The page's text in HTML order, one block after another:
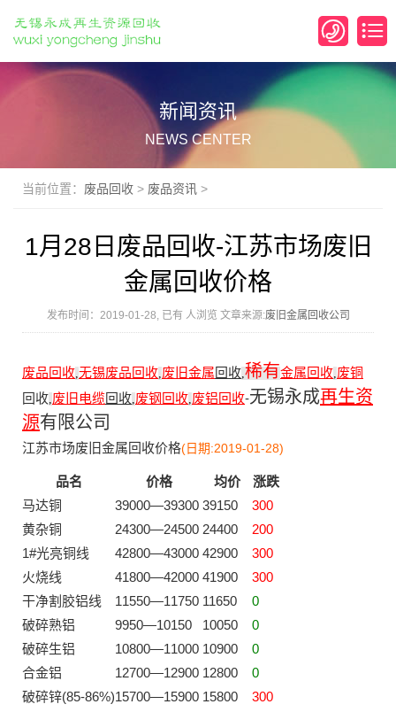
新闻资讯
NEWS CENTER
当前位置： 废品回收 > 废品资讯 >
1月28日废品回收-江苏市场废旧
金属回收价格
发布时间：2019-01-28, 已有 人浏览 文章来源:废旧金属回收公司
废品回收,无锡废品回收,废旧金属回收,稀有金属回收,废铜
回收,废旧电缆回收,废钢回收,废铝回收-无锡永成再生资
源有限公司
江苏市场废旧金属回收价格(日期:2019-01-28)
品名 价格 均价
涨跌
马达铜
39000—39300 39150 300
黄杂铜
24300—24500 24400
200
1#光亮铜线
42800—43000 42900
300
火烧线
41800—42000 41900
300
干净割胶铝线
11550—11750 11650
0
破碎熟铝
9950—10150 10050
0
破碎生铝
10800—11000 10900
0
合金铝
12700—12900 12800
0
破碎锌(85-86%)15700—15900 15800
300